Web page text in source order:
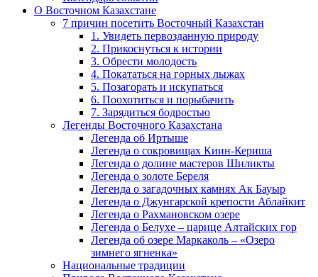
О Восточном Казахстане
7 причин посетить Восточный Казахстан
1. Увидеть первозданную природу
2. Прикоснуться к истории
3. Обрести молодость
4. Покататься на горных лыжах
5. Позагорать и искупаться
6. Поохотиться и порыбачить
7. Зарядиться бодростью
Легенды Восточного Казахстана
Легенда об Иртыше
Легенда о сокровищах Киин-Кериша
Легенда о долине мастеров Шиликты
Легенда о золоте Береля
Легенда о загадочных камнях Ак Бауыр
Легенда о Джунгарской крепости Аблайкит
Легенда о Рахмановском озере
Легенда о Белухе – царице Алтайских гор
Легенда об озере Маркаколь – «Озеро
зимнего ягненка»
Национальные традиции